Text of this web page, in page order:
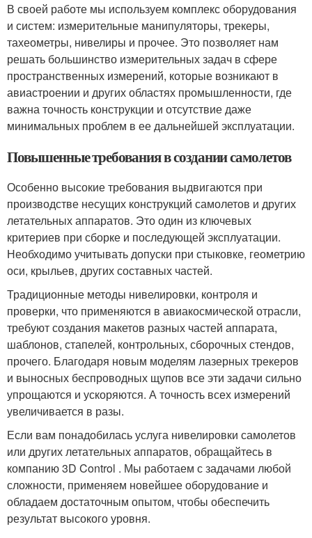
В своей работе мы используем комплекс оборудования
и систем: измерительные манипуляторы, трекеры,
тахеометры, нивелиры и прочее. Это позволяет нам
решать большинство измерительных задач в сфере
пространственных измерений, которые возникают в
авиастроении и других областях промышленности, где
важна точность конструкции и отсутствие даже
минимальных проблем в ее дальнейшей эксплуатации.
Повышенные требования в создании самолетов
Особенно высокие требования выдвигаются при
производстве несущих конструкций самолетов и других
летательных аппаратов. Это один из ключевых
критериев при сборке и последующей эксплуатации.
Необходимо учитывать допуски при стыковке, геометрию
оси, крыльев, других составных частей.
Традиционные методы нивелировки, контроля и
проверки, что применяются в авиакосмической отрасли,
требуют создания макетов разных частей аппарата,
шаблонов, стапелей, контрольных, сборочных стендов,
прочего. Благодаря новым моделям лазерных трекеров
и выносных беспроводных щупов все эти задачи сильно
упрощаются и ускоряются. А точность всех измерений
увеличивается в разы.
Если вам понадобилась услуга нивелировки самолетов
или других летательных аппаратов, обращайтесь в
компанию 3D Control . Мы работаем с задачами любой
сложности, применяем новейшее оборудование и
обладаем достаточным опытом, чтобы обеспечить
результат высокого уровня.